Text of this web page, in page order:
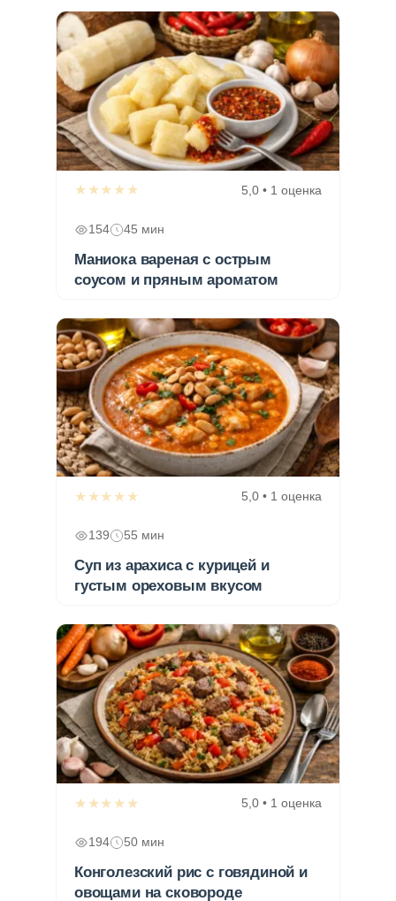
★★★★★ 5,0 • 1 оценка
154 45 мин
Маниока вареная с острым
соусом и пряным ароматом
★★★★★ 5,0 • 1 оценка
139 55 мин
Суп из арахиса с курицей и
густым ореховым вкусом
★★★★★ 5,0 • 1 оценка
194 50 мин
Конголезский рис с говядиной и
овощами на сковороде